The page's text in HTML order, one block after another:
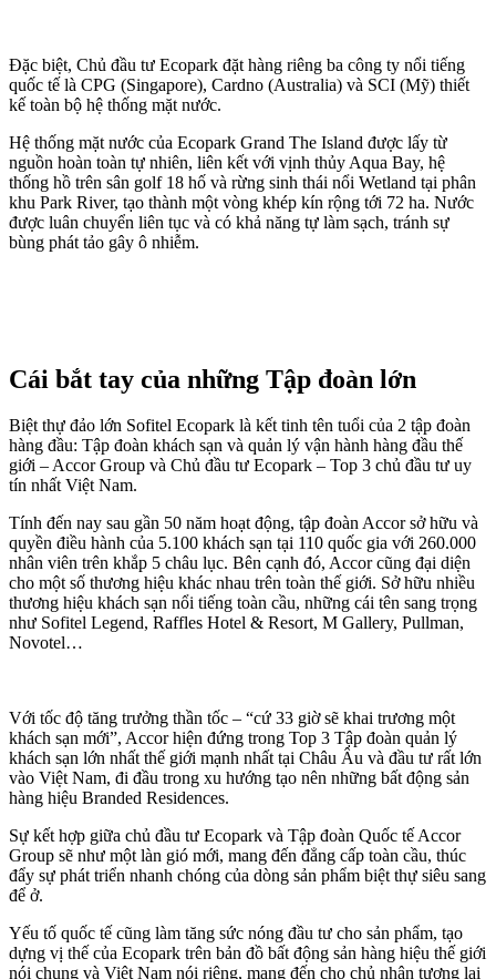
Đặc biệt, Chủ đầu tư Ecopark đặt hàng riêng ba công ty nổi tiếng
quốc tế là CPG (Singapore), Cardno (Australia) và SCI (Mỹ) thiết
kế toàn bộ hệ thống mặt nước.
Hệ thống mặt nước của Ecopark Grand The Island được lấy từ
nguồn hoàn toàn tự nhiên, liên kết với vịnh thủy Aqua Bay, hệ
thống hồ trên sân golf 18 hố và rừng sinh thái nổi Wetland tại phân
khu Park River, tạo thành một vòng khép kín rộng tới 72 ha. Nước
được luân chuyển liên tục và có khả năng tự làm sạch, tránh sự
bùng phát tảo gây ô nhiễm.
Cái bắt tay của những Tập đoàn lớn
Biệt thự đảo lớn Sofitel Ecopark là kết tinh tên tuổi của 2 tập đoàn
hàng đầu: Tập đoàn khách sạn và quản lý vận hành hàng đầu thế
giới – Accor Group và Chủ đầu tư Ecopark – Top 3 chủ đầu tư uy
tín nhất Việt Nam.
Tính đến nay sau gần 50 năm hoạt động, tập đoàn Accor sở hữu và
quyền điều hành của 5.100 khách sạn tại 110 quốc gia với 260.000
nhân viên trên khắp 5 châu lục. Bên cạnh đó, Accor cũng đại diện
cho một số thương hiệu khác nhau trên toàn thế giới. Sở hữu nhiều
thương hiệu khách sạn nổi tiếng toàn cầu, những cái tên sang trọng
như Sofitel Legend, Raffles Hotel & Resort, M Gallery, Pullman,
Novotel…
Với tốc độ tăng trưởng thần tốc – “cứ 33 giờ sẽ khai trương một
khách sạn mới”, Accor hiện đứng trong Top 3 Tập đoàn quản lý
khách sạn lớn nhất thế giới mạnh nhất tại Châu Âu và đầu tư rất lớn
vào Việt Nam, đi đầu trong xu hướng tạo nên những bất động sản
hàng hiệu Branded Residences.
Sự kết hợp giữa chủ đầu tư Ecopark và Tập đoàn Quốc tế Accor
Group sẽ như một làn gió mới, mang đến đẳng cấp toàn cầu, thúc
đẩy sự phát triển nhanh chóng của dòng sản phẩm biệt thự siêu sang
để ở.
Yếu tố quốc tế cũng làm tăng sức nóng đầu tư cho sản phẩm, tạo
dựng vị thế của Ecopark trên bản đồ bất động sản hàng hiệu thế giới
nói chung và Việt Nam nói riêng, mang đến cho chủ nhân tương lai